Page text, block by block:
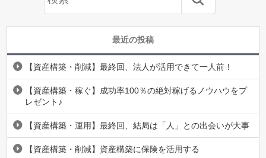
最近の投稿
【資産構築・削減】最終回、法人が活用できて一人前！
【資産構築・稼ぐ】成功率100％の絶対稼げるノウハウをプ
レゼント♪
【資産構築・運用】最終回、結局は「人」との出会いが大事
【資産構築・削減】資産構築に保険を活用する